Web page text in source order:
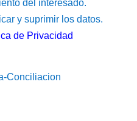
del interesado.
y suprimir los datos.
de Privacidad